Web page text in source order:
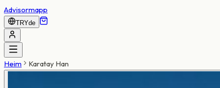
Advisormapp
TRYde
Heim Karatay Han